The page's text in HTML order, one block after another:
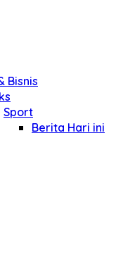
Bisnis
Sport
Berita Hari ini